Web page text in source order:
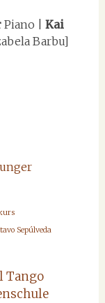
Piano | Kai
Barbu]
Sepúlveda
Tango